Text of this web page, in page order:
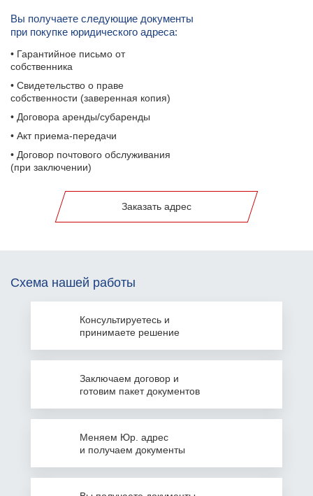
Вы получаете следующие документы
при покупке юридического адреса:
• Гарантийное письмо от
собственника
• Свидетельство о праве
собственности (заверенная копия)
• Договора аренды/субаренды
• Акт приема-передачи
• Договор почтового обслуживания
(при заключении)
Заказать адрес
Схема нашей работы
Консультируетесь и
принимаете решение
Заключаем договор и
готовим пакет документов
Меняем Юр. адрес
и получаем документы